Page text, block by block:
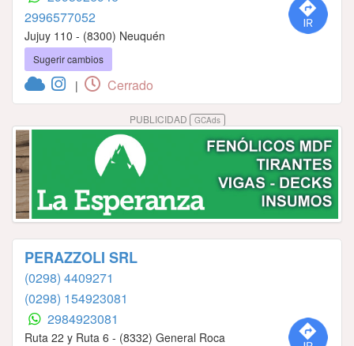
2996577052
Jujuy 110 - (8300) Neuquén
Sugerir cambios
| Cerrado
PUBLICIDAD GCAds
PERAZZOLI SRL
(0298) 4409271
(0298) 154923081
2984923081
Ruta 22 y Ruta 6 - (8332) General Roca